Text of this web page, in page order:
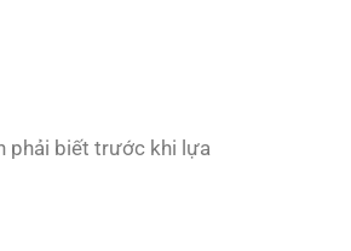
phải biết trước khi lựa